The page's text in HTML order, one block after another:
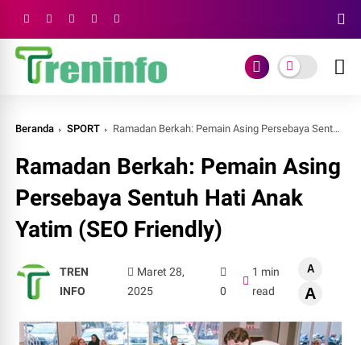
Beranda SPORT Ramadan Berkah: Pemain Asing Persebaya Sentuh Hati Anak Yatim (SEO Friendly)
Ramadan Berkah: Pemain Asing
Persebaya Sentuh Hati Anak
Yatim (SEO Friendly)
TREN
INFO
Maret 28,
2025
0
1 min
read
A
A